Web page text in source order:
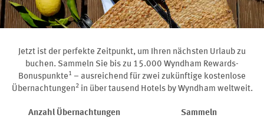
Jetzt ist der perfekte Zeitpunkt, um Ihren nächsten Urlaub zu
buchen. Sammeln Sie bis zu 15.000 Wyndham Rewards-
Bonuspunkte1 – ausreichend für zwei zukünftige kostenlose
Übernachtungen2in über tausend Hotels by Wyndham weltweit.
Anzahl Übernachtungen Sammeln